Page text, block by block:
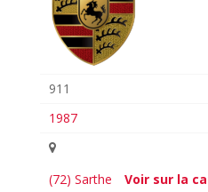
911
1987
(72) Sarthe Voir sur la